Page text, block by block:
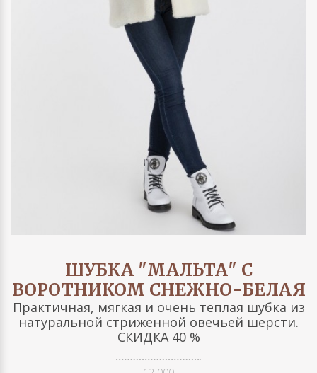
ШУБКА "МАЛЬТА" С
ВОРОТНИКОМ СНЕЖНО-БЕЛАЯ
Практичная, мягкая и очень теплая шубка из
натуральной стриженной овечьей шерсти.
СКИДКА 40 %